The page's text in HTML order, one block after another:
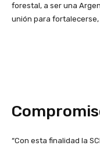
forestal, a ser una
unión para
“Con esta finalidad la